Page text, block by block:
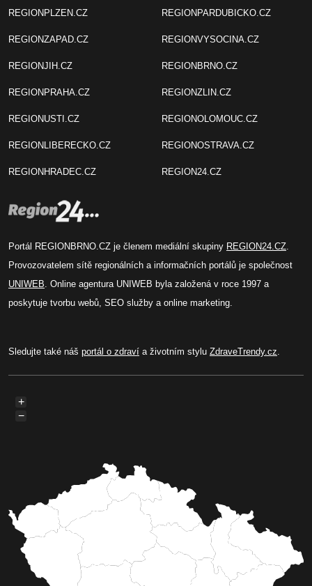
REGIONPLZEN.CZ
REGIONZAPAD.CZ
REGIONJIH.CZ
REGIONPRAHA.CZ
REGIONUSTI.CZ
REGIONLIBERECKO.CZ
REGIONHRADEC.CZ
REGIONPARDUBICKO.CZ
REGIONVYSOCINA.CZ
REGIONBRNO.CZ
REGIONZLIN.CZ
REGIONOLOMOUC.CZ
REGIONOSTRAVA.CZ
REGION24.CZ
Portál REGIONBRNO.CZ je členem mediální skupiny REGION24.CZ.
Provozovatelem sítě regionálních a informačních portálů je společnost
UNIWEB. Online agentura UNIWEB byla založená v roce 1997 a
poskytuje tvorbu webů, SEO služby a online marketing.
Sledujte také náš portál o zdraví a životním stylu ZdraveTrendy.cz.
+
−